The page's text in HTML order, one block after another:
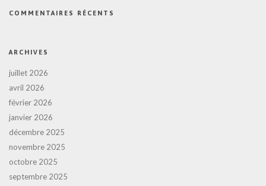
COMMENTAIRES RÉCENTS
ARCHIVES
juillet 2026
avril 2026
février 2026
janvier 2026
décembre 2025
novembre 2025
octobre 2025
septembre 2025